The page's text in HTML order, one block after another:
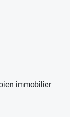
immobilier